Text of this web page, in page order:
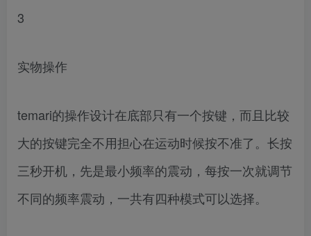
3
实物操作
temari的操作设计在底部只有一个按键，而且比较
大的按键完全不用担心在运动时候按不准了。长按
三秒开机，先是最小频率的震动，每按一次就调节
不同的频率震动，一共有四种模式可以选择。